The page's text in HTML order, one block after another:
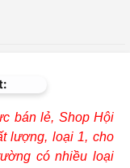
bán lẻ, Shop Hội
lượng, loại 1, cho
có nhiều loại